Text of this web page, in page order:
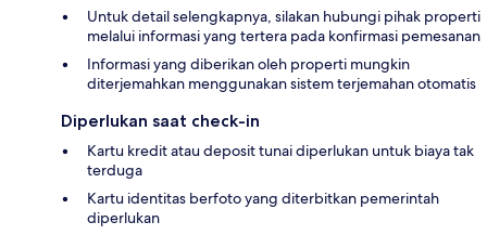
Untuk detail selengkapnya, silakan hubungi pihak properti
melalui informasi yang tertera pada konfirmasi pemesanan
Informasi yang diberikan oleh properti mungkin
diterjemahkan menggunakan sistem terjemahan otomatis
Diperlukan saat check-in
Kartu kredit atau deposit tunai diperlukan untuk biaya tak
terduga
Kartu identitas berfoto yang diterbitkan pemerintah
diperlukan